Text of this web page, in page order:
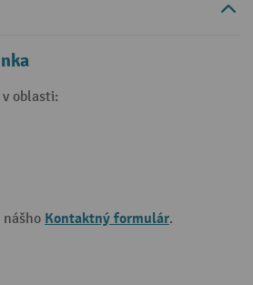
v oblasti:
Kontaktný formulár.